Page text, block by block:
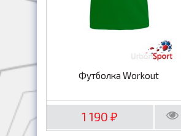
Футболка Workout
1 190₽